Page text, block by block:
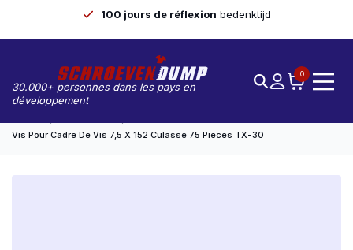
100 jours de réflexion bedenktijd
30.000+ personnes dans les pays en
développement
0
Vis Pour Cadre De Vis 7,5 X 152 Culasse 75 Pièces TX-30